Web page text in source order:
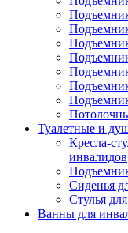
Туалетные и
Кресла-
инвалидов
Сиденья
Стулья
Ванны для